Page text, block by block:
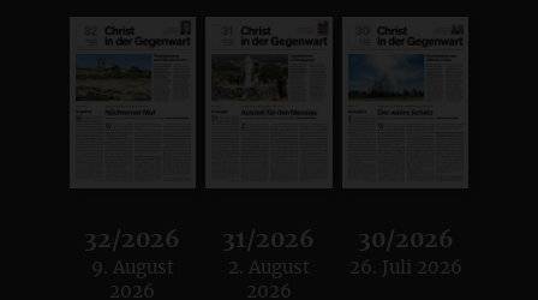
32/2026
:
9. August
2026
31/2026
:
2. August
2026
30/2026
:
26. Juli 2026